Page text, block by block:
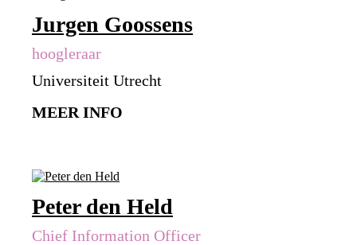
Jurgen Goossens
hoogleraar
Universiteit Utrecht
MEER INFO
Peter den Held
Chief Information Officer